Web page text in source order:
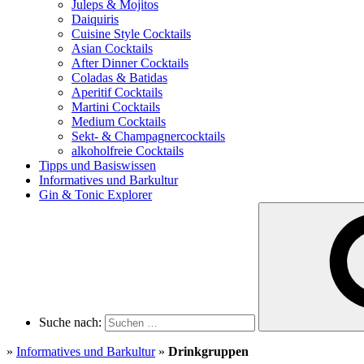
Juleps & Mojitos
Daiquiris
Cuisine Style Cocktails
Asian Cocktails
After Dinner Cocktails
Coladas & Batidas
Aperitif Cocktails
Martini Cocktails
Medium Cocktails
Sekt- & Champagnercocktails
alkoholfreie Cocktails
Tipps und Basiswissen
Informatives und Barkultur
Gin & Tonic Explorer
Suche nach:
» Informatives und Barkultur» Drinkgruppen